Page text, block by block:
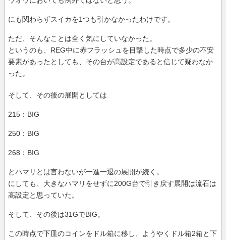
にも関わらずスイカを1つも引かなかったわけです。
ただ、そんなことは全く気にしていなかった。
というのも、REG中に赤フラッシュを目撃した時点で多少の不安
要素があったとしても、その台が高設定であると信じて疑わなか
った。
そして、その後の展開としては
215：BIG
250：BIG
268：BIG
とハマリとは言わないが一進一退の展開が続く。
にしても、大きなハマリをせずに200G台で引き戻す展開は流石は
高設定と思っていた。
そして、その後は31GでBIG。
この時点で下皿のコインをドル箱に移し、ようやくドル箱2箱と下